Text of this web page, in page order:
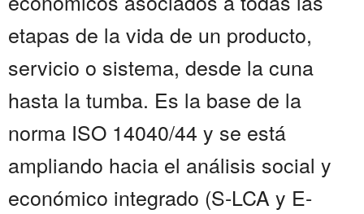
etapas de la vida de un producto,
servicio o sistema, desde la cuna
hasta la tumba. Es la base de la
norma ISO 14040/44 y se está
ampliando hacia el análisis social y
económico integrado (S-LCA y E-